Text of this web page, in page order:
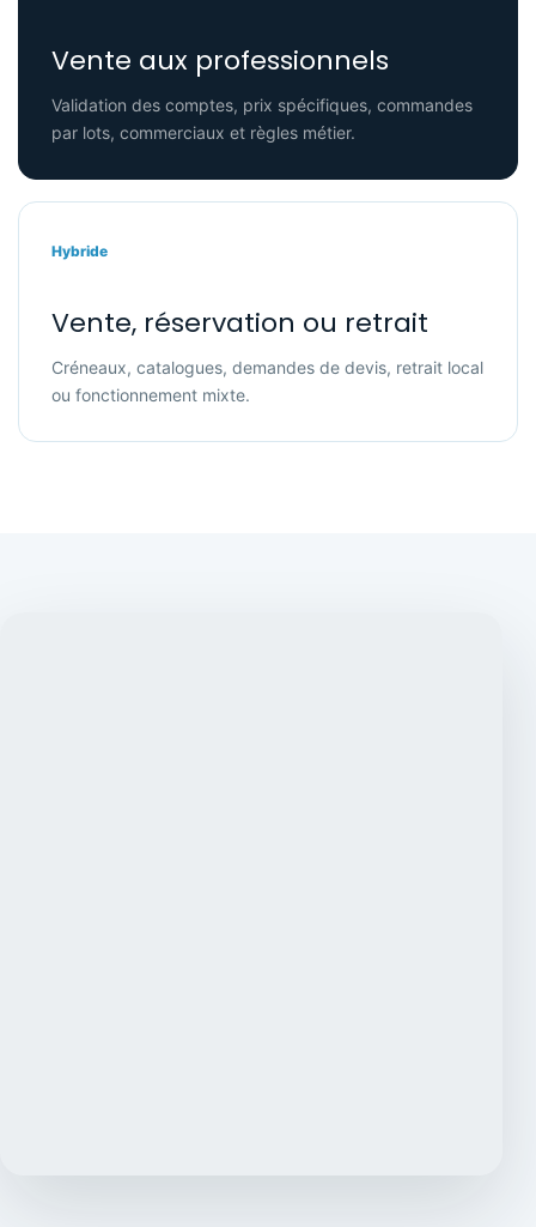
Vente aux professionnels
Validation des comptes, prix spécifiques, commandes
par lots, commerciaux et règles métier.
Hybride
Vente, réservation ou retrait
Créneaux, catalogues, demandes de devis, retrait local
ou fonctionnement mixte.